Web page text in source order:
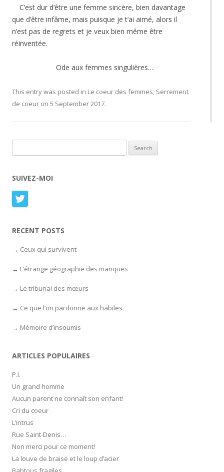
C’est dur d’être une femme sincère, bien davantage
que d’être infâme, mais puisque je t’ai aimé, alors il
n’est pas de regrets et je veux bien même être
réinventée.
Ode aux femmes singulières…
This entry was posted in Le coeur des femmes, Serrement
de coeur on 5 September 2017.
SUIVEZ-MOI
RECENT POSTS
Ceux qui survivent
L’étrange géographie des manques
Le tribunal des mœurs
Ce que l’on pardonne aux habiles
Mémoire d’insoumis
ARTICLES POPULAIRES
P.I.
Un grand homme
Aucun parent ne connaît son enfant!
Cri du coeur
L’intrus
Rue Saint-Denis…
Non merci pour ce moment!
La louve de braise et le loup d’acier